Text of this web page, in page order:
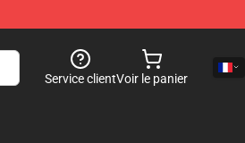
Service clientVoir le panier